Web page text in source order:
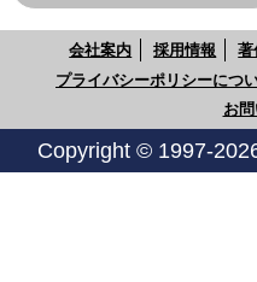
会社案内 採用情報 著
プライバシーポリシーにつ
お
Copyright © 1997-